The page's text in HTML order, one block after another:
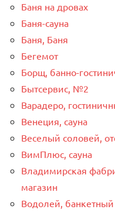
Баня на дровах
Баня-сауна
Баня, Баня
Бегемот
Борщ, банно-
Бытсервис, №2
Варадеро,
Венеция, сауна
Веселый соловей,
ВимПлюс, сауна
Владимирская
магазин
Водолей, банкетный